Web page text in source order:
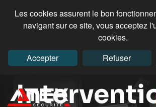
Les cookies assurent le bon
navigant sur ce site, vous acceptez
cookies.
Accepter
Refuser